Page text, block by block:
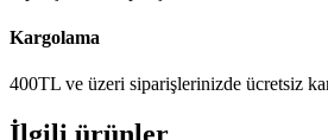
Kargolama
400TL ve üzeri siparişlerinizde ücretsiz